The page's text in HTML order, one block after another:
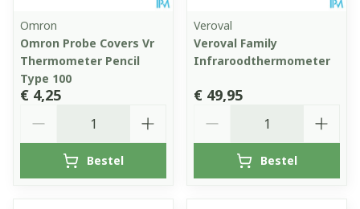
Omron
Omron Probe Covers Vr
Thermometer Pencil
Type 100
€ 4,25
Bestel
Veroval
Veroval Family
Infraroodthermometer
€ 49,95
Bestel